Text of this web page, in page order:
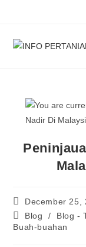
December 25,
Blog
/ Blog -
Buah-buahan